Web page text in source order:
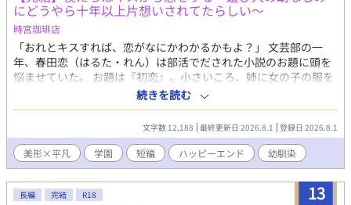
にどうやら十年以上片想いされてたらしい～
時宮珈琲店
「おれとキスすれば、恋がなにかわかるかもよ？」 文芸部の一
年、春田恋（はるた・れん）は部活でだされた小説のお題に頭を
悩ませていた。 お題は『初恋』。小さいころ、姉に女の子の服を
着せられておもちゃにされていた恋は女子が苦手で恋愛なんて考
えたこともなかった。 自分には縁のないお題に困りはて、幼なじ
みで演劇部のスター役者で彼女が途切れたことがない水代伊織
（みずしろ・いおり）に相談すると彼はある提案をしてくる。
「おれと恋人になればいいじゃん。あ、もちろんフリでね？」 形
から入ることで恋愛がなにかわかるかもしれないと伊織は言うが
── 演劇部の遊び人役者×文芸部の地味男子の幼なじみBL。
続きを読む
文字数 12,188 最終更新日 2026.8.1 登録日 2026.8.1
美形×平凡 学園 短編 ハッピーエンド 幼馴染
13
長編 完結 R18